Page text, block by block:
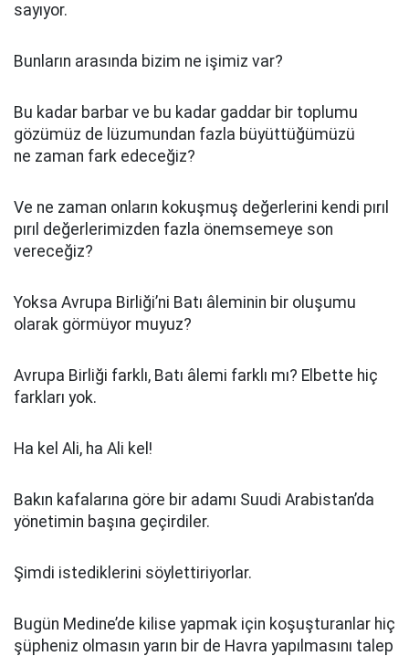
sayıyor.
Bunların arasında bizim ne işimiz var?
Bu kadar barbar ve bu kadar gaddar bir toplumu
gözümüz de lüzumundan fazla büyüttüğümüzü
ne zaman fark edeceğiz?
Ve ne zaman onların kokuşmuş değerlerini kendi pırıl
pırıl değerlerimizden fazla önemsemeye son
vereceğiz?
Yoksa Avrupa Birliği’ni Batı âleminin bir oluşumu
olarak görmüyor muyuz?
Avrupa Birliği farklı, Batı âlemi farklı mı? Elbette hiç
farkları yok.
Ha kel Ali, ha Ali kel!
Bakın kafalarına göre bir adamı Suudi Arabistan’da
yönetimin başına geçirdiler.
Şimdi istediklerini söylettiriyorlar.
Bugün Medine’de kilise yapmak için koşuşturanlar hiç
şüpheniz olmasın yarın bir de Havra yapılmasını talep